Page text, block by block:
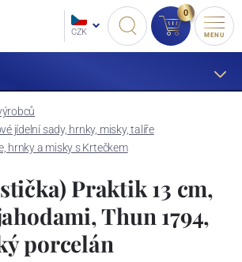
CZK
0
MENU
jídelní sady, hrnky, misky, talíře
hrnky a misky s Krtečkem
Praktik 13 cm,
Thun 1794,
porcelán